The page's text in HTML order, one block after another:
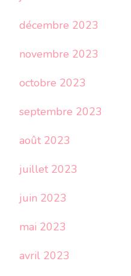
décembre 2023
novembre 2023
octobre 2023
septembre 2023
août 2023
juillet 2023
juin 2023
mai 2023
avril 2023